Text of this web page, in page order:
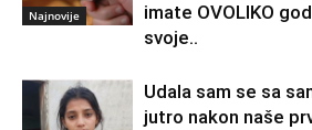
Najnovije
imate OVOLIKO
svoje..
Udala sam se sa
jutro nakon naše